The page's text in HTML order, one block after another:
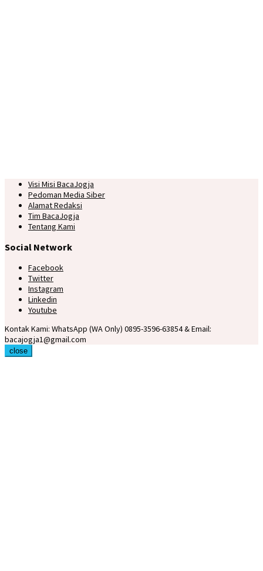
Visi Misi BacaJogja
Pedoman Media Siber
Alamat Redaksi
Tim BacaJogja
Tentang Kami
Social Network
Facebook
Twitter
Instagram
Linkedin
Youtube
Kontak Kami: WhatsApp (WA Only) 0895-3596-63854 & Email:
bacajogja1@gmail.com
close